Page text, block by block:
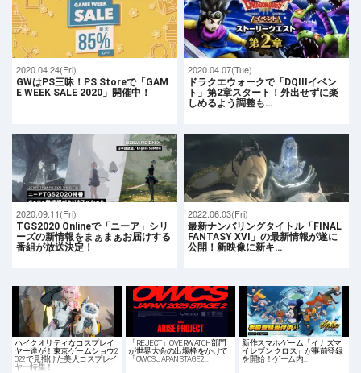
2020.04.24(Fri)
GWはPS三昧！PS Storeで「GAM
E WEEK SALE 2020」開催中！
2020.04.07(Tue)
ドラクエウォークで「DQIIIイベン
ト」第2章スタート！外出せずに楽
しめるよう調整も…
2020.09.11(Fri)
TGS2020 Onlineで「ニーア」シリ
ーズの新情報をまぁまぁお届けする
番組が放送決定！
2022.06.03(Fri)
最新ナンバリングタイトル「FINAL
FANTASY XVI」の最新情報が遂に
公開！新映像に新キ…
ハイクオリティなコスプレイ
ヤー達が！東京ゲームショウ2
022で見掛けた美人コスプレイ
ヤー特集！
「REJECT」OVERWATCH部門
が世界大会の出場枠をかけて
「OWCS JAPAN STAGE2…
新作スマホゲーム「イナズマ
イレブン クロス」が事前登録
を開始！ゲーム内…